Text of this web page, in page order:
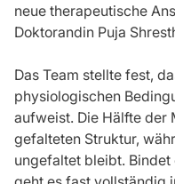
neue therapeutische
Doktorandin Puja
Das Team stellte fest,
physiologischen
aufweist. Die Hälfte der
gefalteten Struktur,
ungefaltet bleibt. Bindet